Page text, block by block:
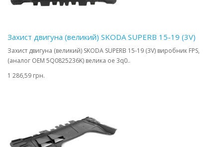
Захист двигуна (великий) SKODA SUPERB 15-19 (3V)
Захист двигуна (великий) SKODA SUPERB 15-19 (3V) виробник FPS,
(аналог OEM 5Q0825236K) велика oe 3q0..
1 286,59 грн.